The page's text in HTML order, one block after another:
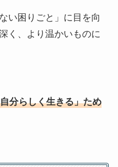
い困りごと」に目を向
く、より温かいものに
分らしく生きる」ため